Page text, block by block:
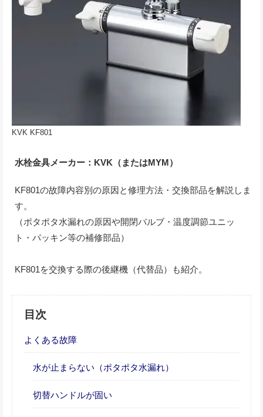
KVK KF801
水栓金具メーカー：KVK（またはMYM）
KF801の故障内容別の原因と修理方法・交換部品を解説しま
す。
（ポタポタ水漏れの原因や開閉バルブ・温度調節ユニッ
ト・パッキン等の補修部品）
KF801を交換する際の後継機（代替品）も紹介。
目次
よくある故障
水が止まらない（ポタポタ水漏れ）
切替ハンドルが固い